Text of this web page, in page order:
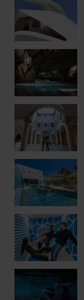
experiència
immersiva
València
guiades
per
conéixer
els
secrets
del
Palau
Descobreix
les
Coves
de
Sant
Josep,
secret
millor
guardat
terra
prop
de…
Exposició
permanent
Museu
de
Belles
Arts
València
Els
millors
spas
per
a
un
dia
de
relax
a
Museu
de
les
Il·lusions
de
València:
Il·lusions
òptiques
Exposicions
immersives
que